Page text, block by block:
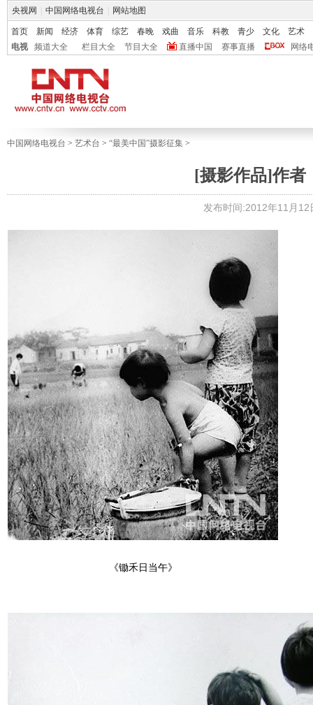
央视网 中国网络电视台 网站地图
首页 新闻 经济 体育 综艺 春晚 戏曲 音乐 科教 青少 文化
艺术
电视
频道大全 栏目大全 节目大全 直播中国 赛事直播 网络
中国网络电视台 > 艺术台 > “最美中国”摄影征集 >
[摄影作品]作者
发布时间:2012年11月
《锄禾日当午》